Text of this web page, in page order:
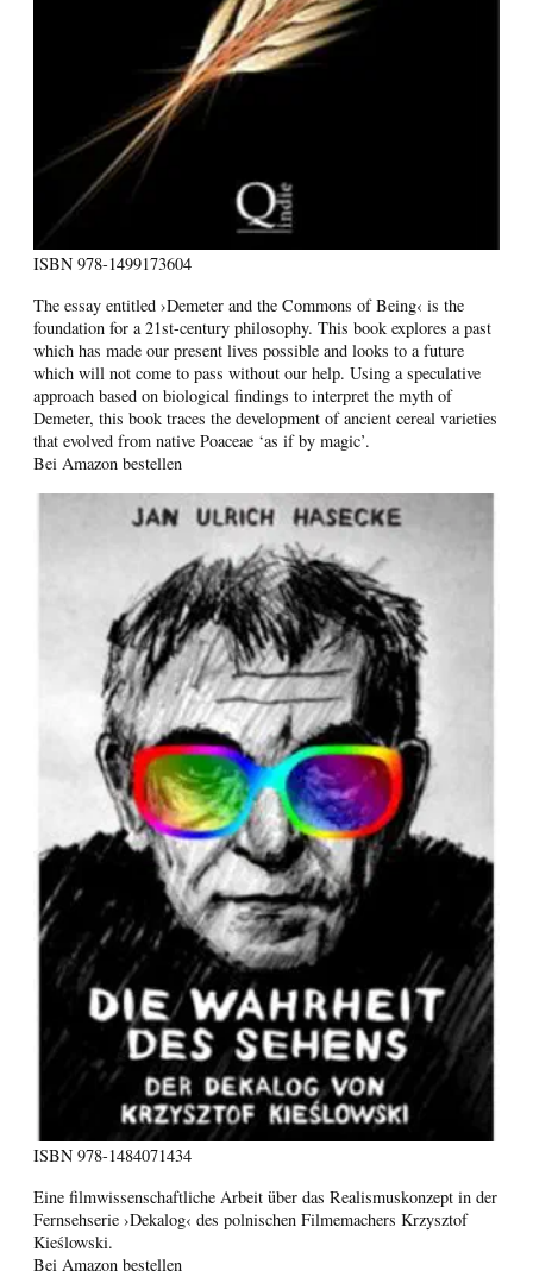
ISBN 978-1499173604
The essay entitled ›Demeter and the Commons of Being‹ is the
foundation for a 21st-century philosophy. This book explores a past
which has made our present lives possible and looks to a future
which will not come to pass without our help. Using a speculative
approach based on biological findings to interpret the myth of
Demeter, this book traces the development of ancient cereal varieties
that evolved from native Poaceae ‘as if by magic’.
Bei Amazon bestellen
ISBN 978-1484071434
Eine filmwissenschaftliche Arbeit über das Realismuskonzept in der
Fernsehserie ›Dekalog‹ des polnischen Filmemachers Krzysztof
Kieślowski.
Bei Amazon bestellen